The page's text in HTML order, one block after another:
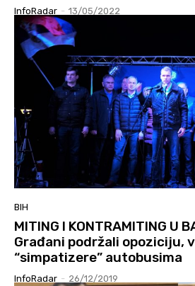
InfoRadar - 13/05/2022
BIH
MITING I KONTRAMITING U
Građani podržali opoziciju,
“simpatizere” autobusima
InfoRadar - 26/12/2019